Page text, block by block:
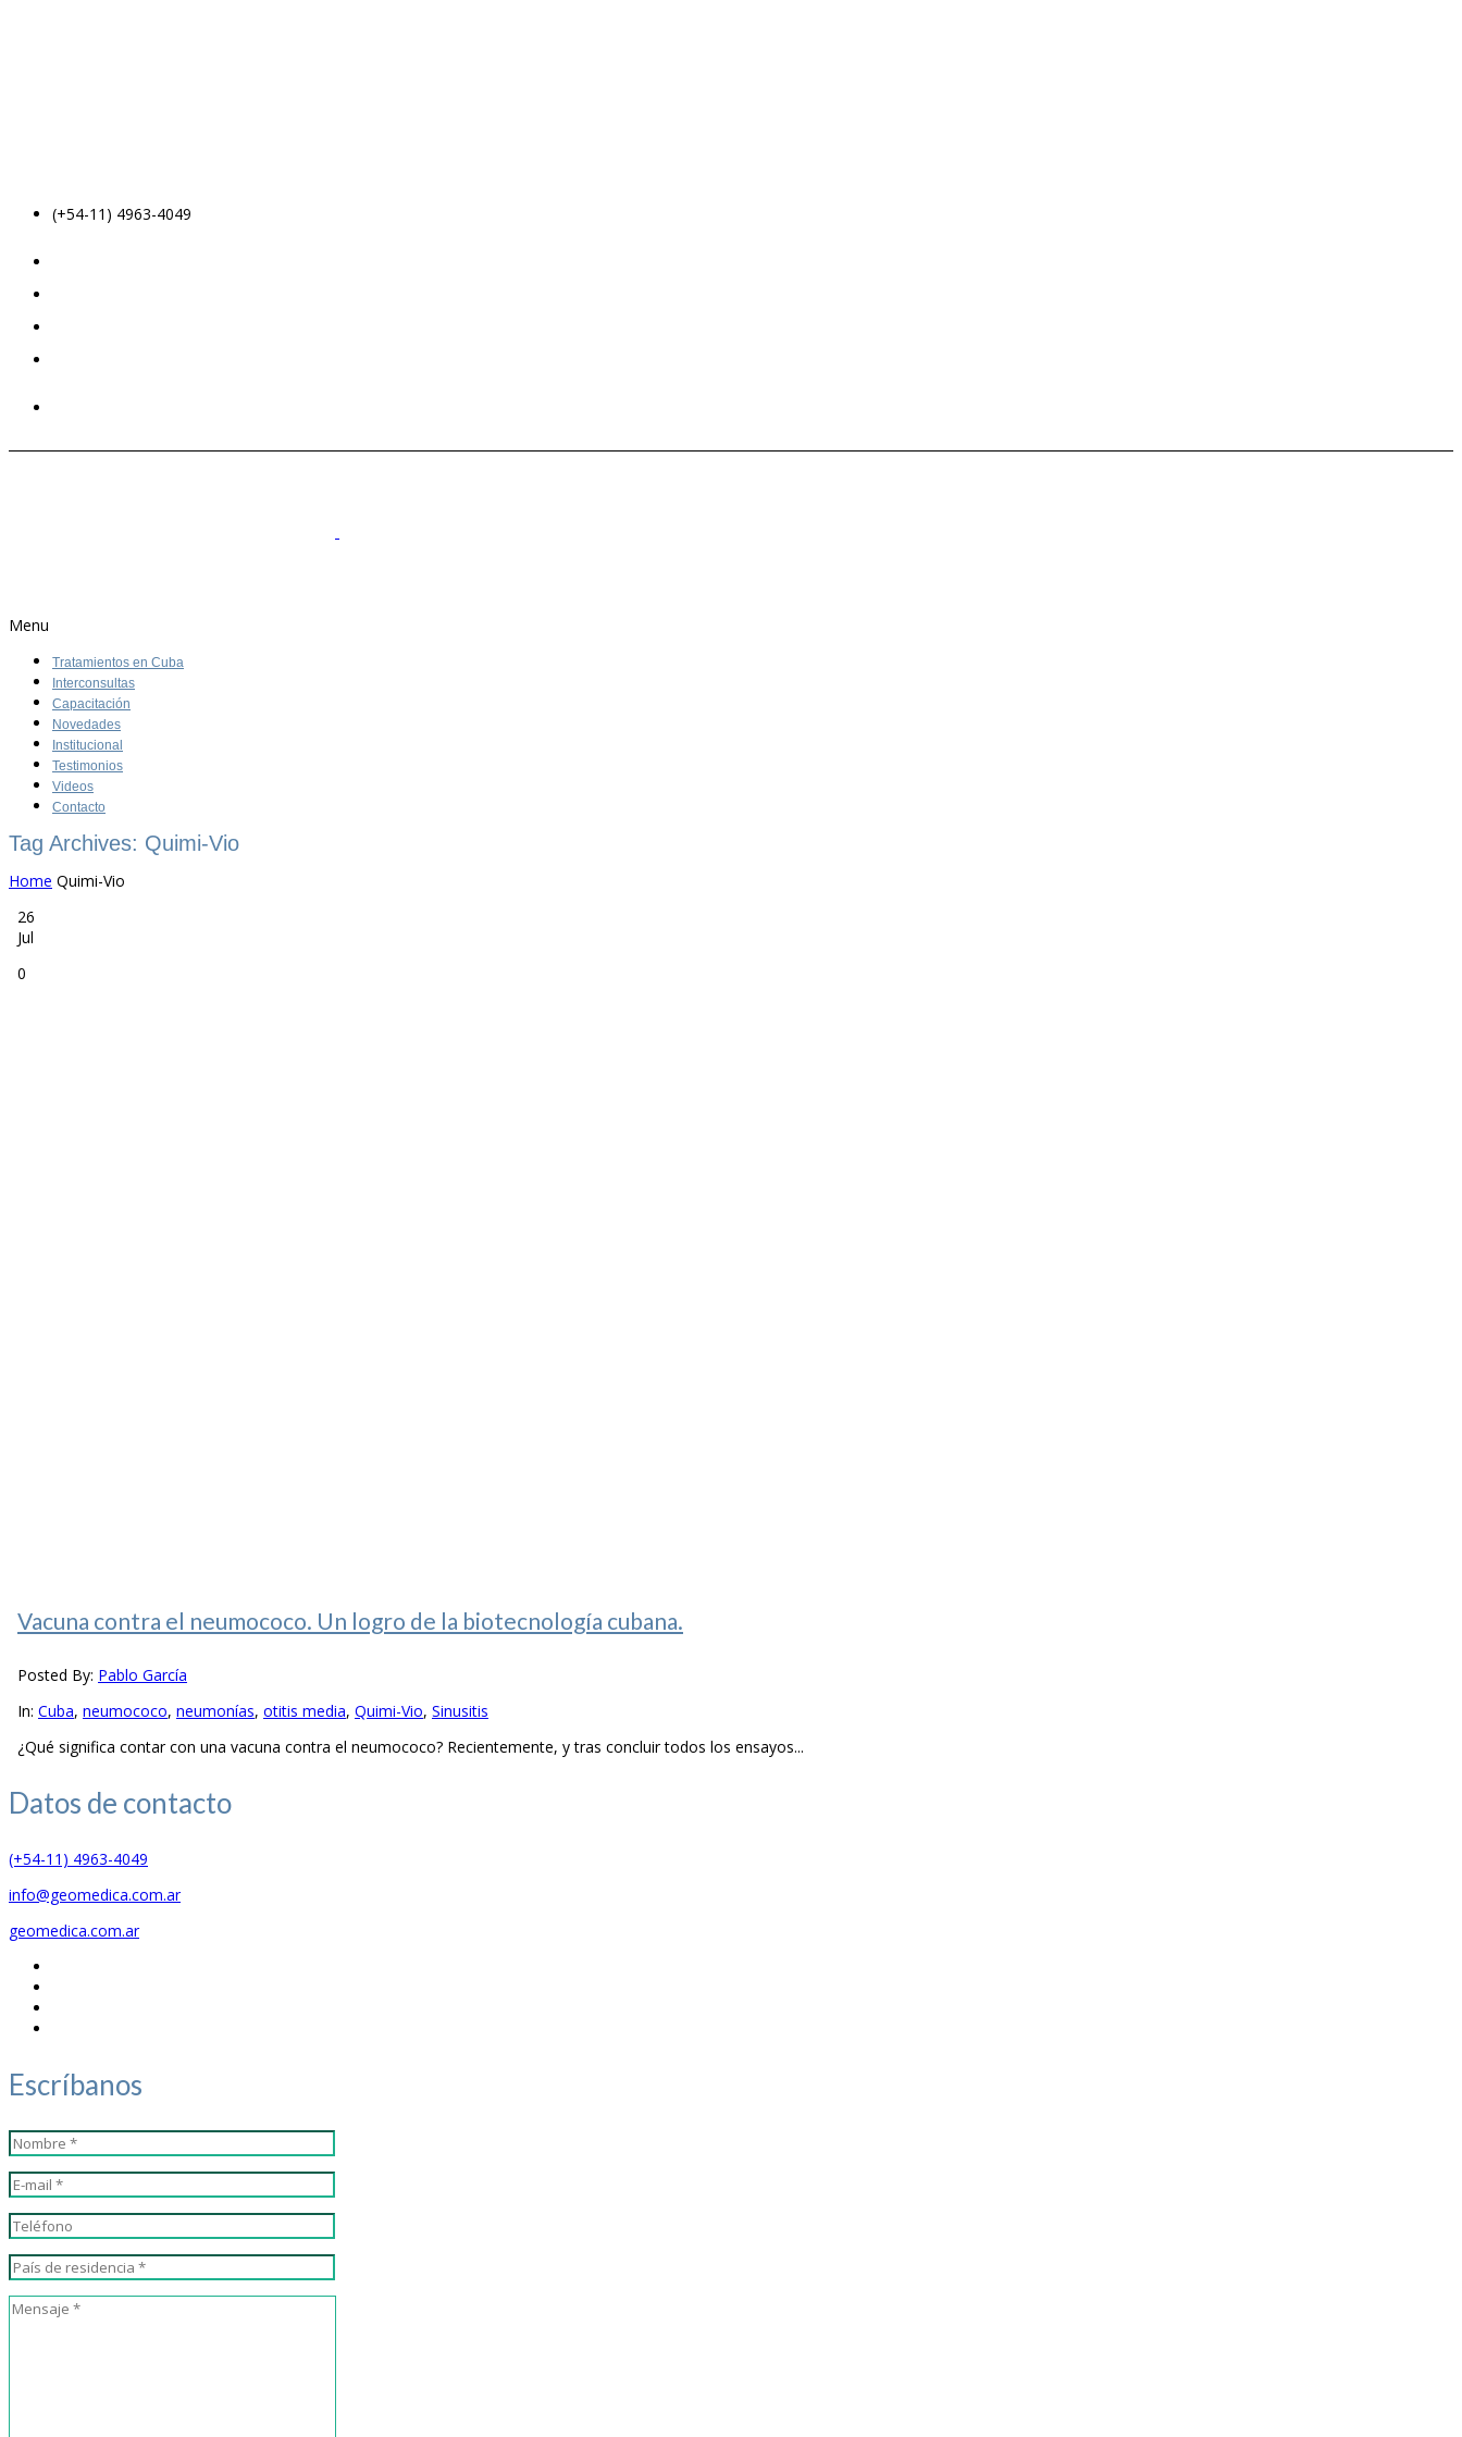
(+54-11) 4963-4049
Menu
Tratamientos en Cuba
Interconsultas
Capacitación
Novedades
Institucional
Testimonios
Videos
Contacto
Tag Archives: Quimi-Vio
Home Quimi-Vio
26
Jul
0
Vacuna contra el neumococo. Un logro de la biotecnología cubana.
Posted By: Pablo García
In: Cuba, neumococo, neumonías, otitis media, Quimi-Vio, Sinusitis
¿Qué significa contar con una vacuna contra el neumococo? Recientemente, y tras concluir todos los ensayos...
Datos de contacto
(+54-11) 4963-4049
info@geomedica.com.ar
geomedica.com.ar
Escríbanos